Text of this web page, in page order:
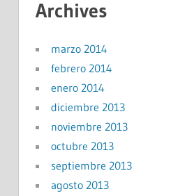
Archives
marzo 2014
febrero 2014
enero 2014
diciembre 2013
noviembre 2013
octubre 2013
septiembre 2013
agosto 2013